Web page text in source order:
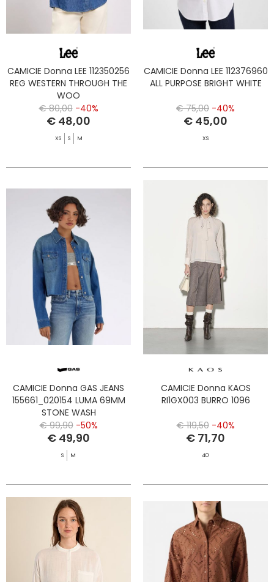
CAMICIE Donna LEE 112350256
REG WESTERN THROUGH THE
WOO
€ 80,00 -40%
€ 48,00
XS S M
CAMICIE Donna LEE 112376960
ALL PURPOSE BRIGHT WHITE
€ 75,00 -40%
€ 45,00
XS
CAMICIE Donna GAS JEANS
155661_020154 LUMA 69MM
STONE WASH
€ 99,90 -50%
€ 49,90
S M
CAMICIE Donna KAOS
RI1GX003 BURRO 1096
€ 119,50 -40%
€ 71,70
40